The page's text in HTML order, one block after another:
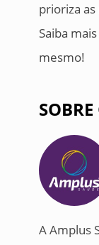
prioriza
Saiba
mesmo!
A Amplus